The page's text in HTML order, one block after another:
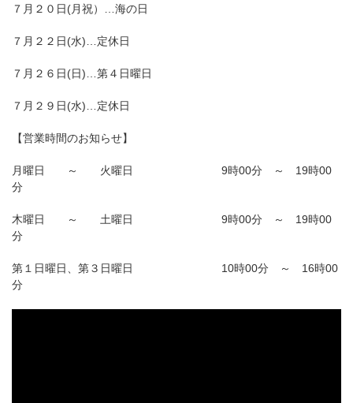
７月２０日(月祝）…海の日
７月２２日(水)…定休日
７月２６日(日)…第４日曜日
７月２９日(水)…定休日
【営業時間のお知らせ】
月曜日 ～ 火曜日 9時00分 ～ 19時00
分
木曜日 ～ 土曜日 9時00分 ～ 19時00
分
第１日曜日、第３日曜日 10時00分 ～ 16時00
分